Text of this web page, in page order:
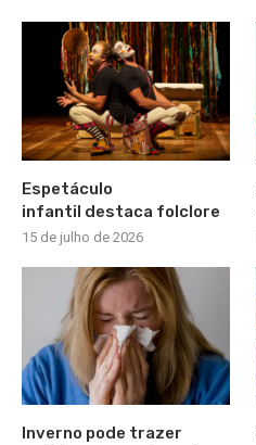
Espetáculo
infantil destaca folclore
15 de julho de 2026
Inverno pode trazer